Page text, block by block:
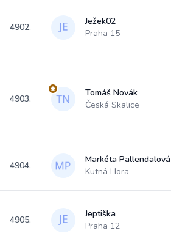
4902.
Ježek02
Praha 15
4903.
Tomáš Novák
Česká Skalice
4904.
Markéta Pallendalová
Kutná Hora
4905.
Jeptiška
Praha 12